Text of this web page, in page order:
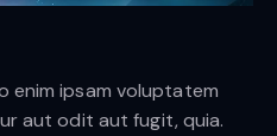
enim ipsam voluptatem
aut odit aut fugit, quia.